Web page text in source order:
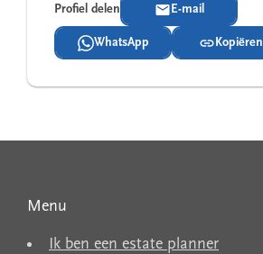
Profiel delen E-mail
WhatsApp Kopiëren
Menu
Ik ben een estate planner